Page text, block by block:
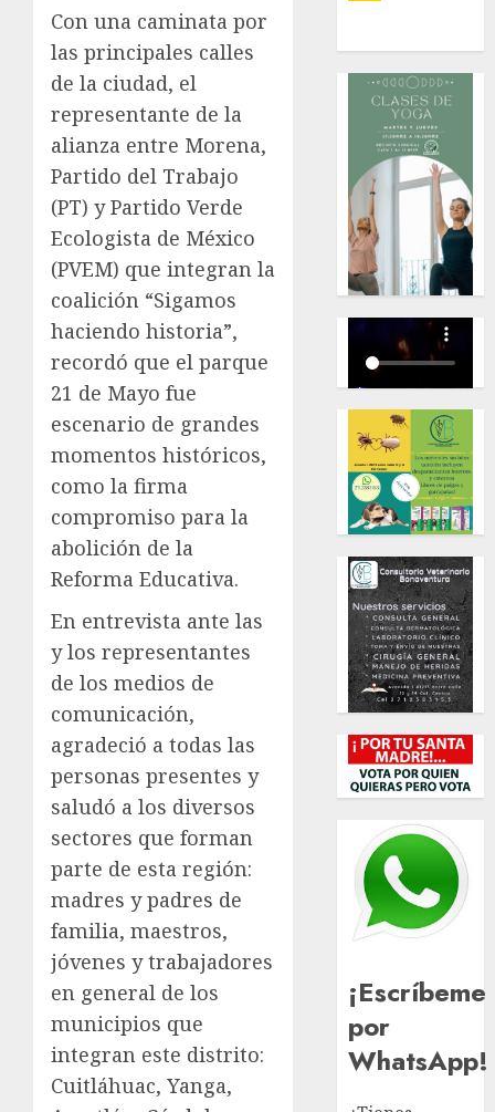
Con una caminata por
las principales calles
de la ciudad, el
representante de la
alianza entre Morena,
Partido del Trabajo
(PT) y Partido Verde
Ecologista de México
(PVEM) que integran la
coalición “Sigamos
haciendo historia”,
recordó que el parque
21 de Mayo fue
escenario de grandes
momentos históricos,
como la firma
compromiso para la
abolición de la
Reforma Educativa.
En entrevista ante las
y los representantes
de los medios de
comunicación,
agradeció a todas las
personas presentes y
saludó a los diversos
sectores que forman
parte de esta región:
madres y padres de
familia, maestros,
jóvenes y trabajadores
en general de los
municipios que
integran este distrito:
Cuitláhuac, Yanga,
¡Escríbeme
por
WhatsApp!